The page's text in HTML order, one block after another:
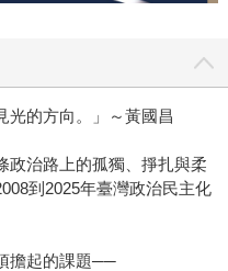
光的方向。」～黃國昌
政治路上的孤獨、掙扎與柔
到2025年臺灣政治民主化
擔起的課題──